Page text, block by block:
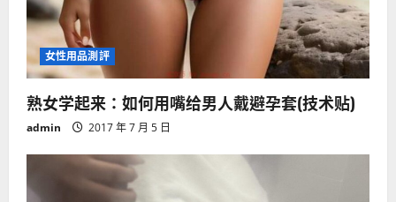
女性用品測評
熟女学起来：如何用嘴给男人戴避孕套(技术贴)
admin 2017 年 7 月 5 日